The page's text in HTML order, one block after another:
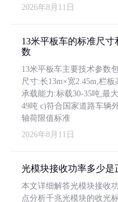
2026年8月11日
13米平板车的标准尺寸
数
13米平板车主要技术参数
尺寸:长13m×宽2.45m,栏板
承载能力:标载30-35吨,最
49吨 c)符合国家道路车辆
轴荷限值标准
2026年8月11日
光模块接收功率多少是
本文详细解答光模块接收
点分析千兆光模块的收光